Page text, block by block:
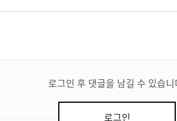
로그인 후 댓글을 남길 수 있습
로그인